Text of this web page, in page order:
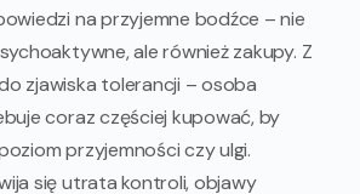
na przyjemne bodźce – nie
ale również zakupy. Z
zjawiska tolerancji – osoba
coraz częściej kupować, by
przyjemności czy ulgi.
się utrata kontroli, objawy